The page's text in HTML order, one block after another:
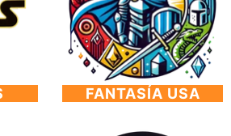
FANTASÍA USA